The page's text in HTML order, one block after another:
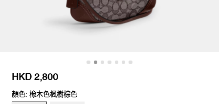
HKD 2,800
顏色: 橡木色楓樹棕色